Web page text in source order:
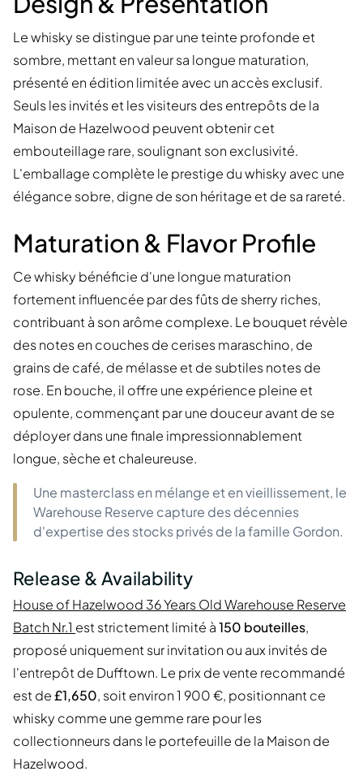
Le whisky se distingue par une teinte profonde et
sombre, mettant en valeur sa longue maturation,
présenté en édition limitée avec un accès exclusif.
Seuls les invités et les visiteurs des entrepôts de la
Maison de Hazelwood peuvent obtenir cet
embouteillage rare, soulignant son exclusivité.
L'emballage complète le prestige du whisky avec une
élégance sobre, digne de son héritage et de sa rareté.
Maturation & Flavor Profile
Ce whisky bénéficie d'une longue maturation
fortement influencée par des fûts de sherry riches,
contribuant à son arôme complexe. Le bouquet révèle
des notes en couches de cerises maraschino, de
grains de café, de mélasse et de subtiles notes de
rose. En bouche, il offre une expérience pleine et
opulente, commençant par une douceur avant de se
déployer dans une finale impressionnablement
longue, sèche et chaleureuse.
Une masterclass en mélange et en vieillissement, le
Warehouse Reserve capture des décennies
d'expertise des stocks privés de la famille Gordon.
Release & Availability
House of Hazelwood 36 Years Old Warehouse Reserve
Batch Nr.1 est strictement limité à150 bouteilles,
proposé uniquement sur invitation ou aux invités de
l'entrepôt de Dufftown. Le prix de vente recommandé
est de£1,650, soit environ 1 900 €, positionnant ce
whisky comme une gemme rare pour les
collectionneurs dans le portefeuille de la Maison de
Hazelwood.